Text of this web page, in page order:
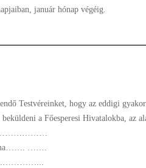
január hónap végéig.
Testvéreinket, hogy az eddigi
a Főesperesi Hivatalokba, az
…….